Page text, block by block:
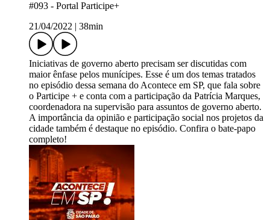
#093 - Portal Participe+
21/04/2022
38min
Iniciativas de governo aberto precisam ser discutidas com
maior ênfase pelos munícipes. Esse é um dos temas tratados
no episódio dessa semana do Acontece em SP, que fala sobre
o Participe + e conta com a participação da Patrícia Marques,
coordenadora na supervisão para assuntos de governo aberto.
A importância da opinião e participação social nos projetos da
cidade também é destaque no episódio. Confira o bate-papo
completo!